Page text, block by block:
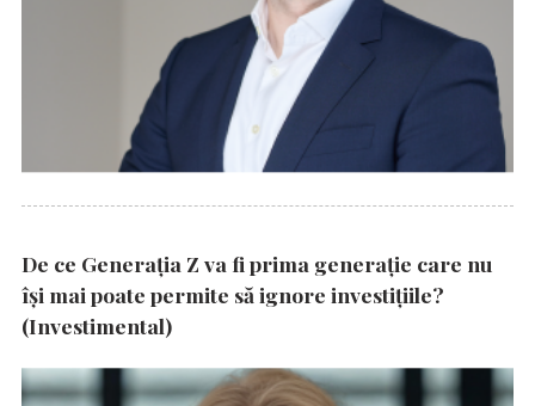
De ce Generația Z va fi prima generație care nu
își mai poate permite să ignore investițiile?
(Investimental)